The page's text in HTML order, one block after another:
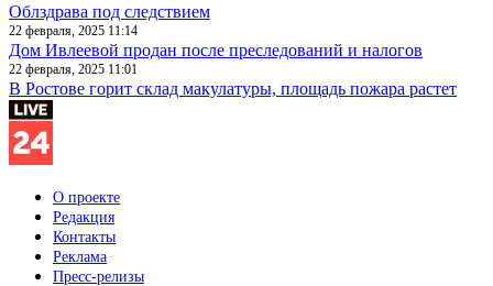
Облздрава под следствием
22 февраля, 2025 11:14
Дом Ивлеевой продан после преследований и налогов
22 февраля, 2025 11:01
В Ростове горит склад макулатуры, площадь пожара растет
О проекте
Редакция
Контакты
Реклама
Пресс-релизы